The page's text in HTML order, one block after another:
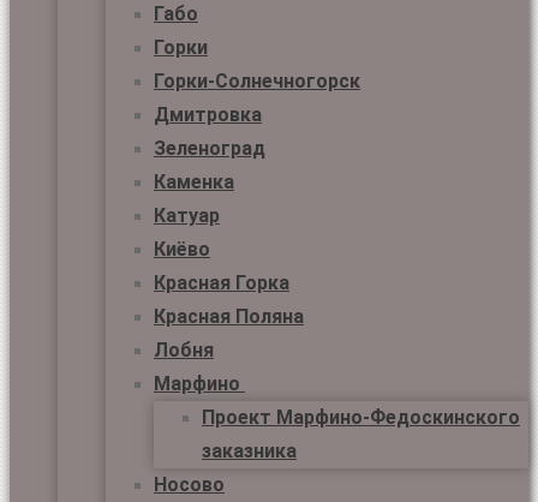
Габо
Горки
Горки-Солнечногорск
Дмитровка
Зеленоград
Каменка
Катуар
Киёво
Красная Горка
Красная Поляна
Лобня
Марфино
Проект Марфино-Федоскинского
заказника
Носово